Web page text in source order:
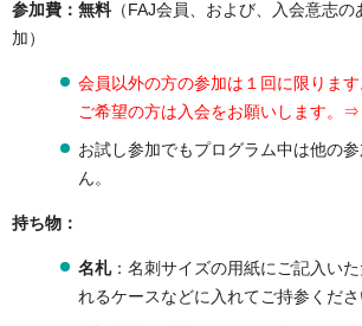
参加費：無料（FAJ会員、および、入会意志の
加）
会員以外の方の参加は１回に限りま
ご希望の方は入会をお願いします。⇒
お試し参加でもプログラム中は他の
ん。
持ち物：
名札：名刺サイズの用紙にご記入い
れるケースなどに入れてご持参くださ